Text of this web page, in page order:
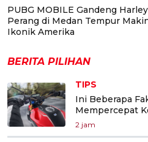
PUBG MOBILE Gandeng
Perang di Medan Tempur
Ikonik Amerika
BERITA PILIHAN
TIPS
Ini Beberapa
Mempercepat
2 jam